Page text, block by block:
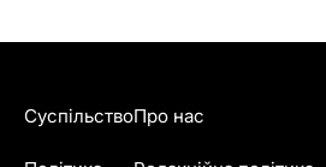
СуспільствоПро нас